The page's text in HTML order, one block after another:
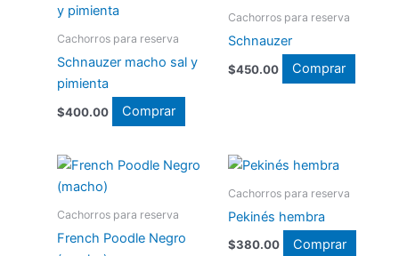
Cachorros para reserva
Schnauzer macho sal y
pimienta
$400.00 Comprar
Cachorros para reserva
Schnauzer
$450.00 Comprar
Cachorros para reserva
French Poodle Negro
Cachorros para reserva
Pekinés hembra
$380.00 Comprar